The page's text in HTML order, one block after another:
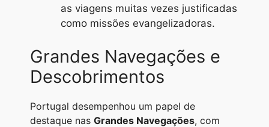
as viagens muitas vezes justificadas
como missões evangelizadoras.
Grandes Navegações e
Descobrimentos
Portugal desempenhou um papel de
destaque nas Grandes Navegações, com